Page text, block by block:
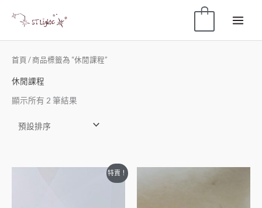
首頁 / 商品標籤為 “休閒課程”
休閒課程
顯示所有 2 筆結果
特賣！